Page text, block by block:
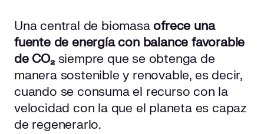
Una central de biomasa ofrece una
fuente de energía con balance favorable
de CO₂siempre que se obtenga de
manera sostenible y renovable, es decir,
cuando se consuma el recurso con la
velocidad con la que el planeta es capaz
de regenerarlo.